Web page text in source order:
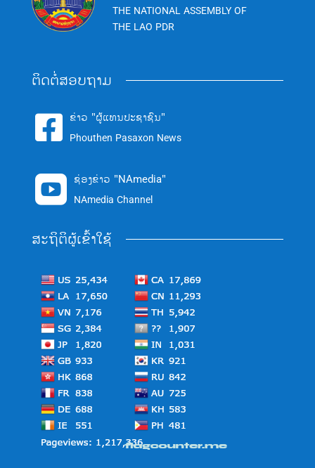
THE NATIONAL ASSEMBLY OF
THE LAO PDR
ຕິດຕໍ່ສອບຖາມ
 ຂ່າວ "ຜູ້ແທນປະຊາຊົນ"
Phouthen Pasaxon News
 ຊ່ອງຂ່າວ "NAmedia"
NAmedia Channel
ສະຖິຕິຜູ້ເຂົ້າໃຊ້